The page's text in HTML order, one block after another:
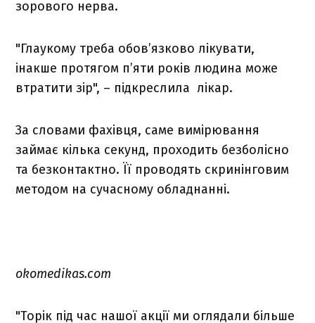
зорового нерва.
"Глаукому треба обов’язково лікувати,
інакше протягом п’яти років людина може
втратити зір", – підкреслила лікар.
За словами фахівця, саме вимірювання
займає кілька секунд, проходить безболісно
та безконтактно. Її проводять скринінговим
методом на сучасному обладнанні.
okomedikas.com
"Торік під час нашої акції ми оглядали більше